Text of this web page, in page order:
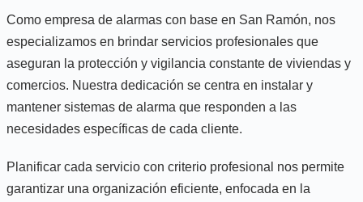
Como empresa de alarmas con base en San Ramón, nos
especializamos en brindar servicios profesionales que
aseguran la protección y vigilancia constante de viviendas y
comercios. Nuestra dedicación se centra en instalar y
mantener sistemas de alarma que responden a las
necesidades específicas de cada cliente.
Planificar cada servicio con criterio profesional nos permite
garantizar una organización eficiente, enfocada en la